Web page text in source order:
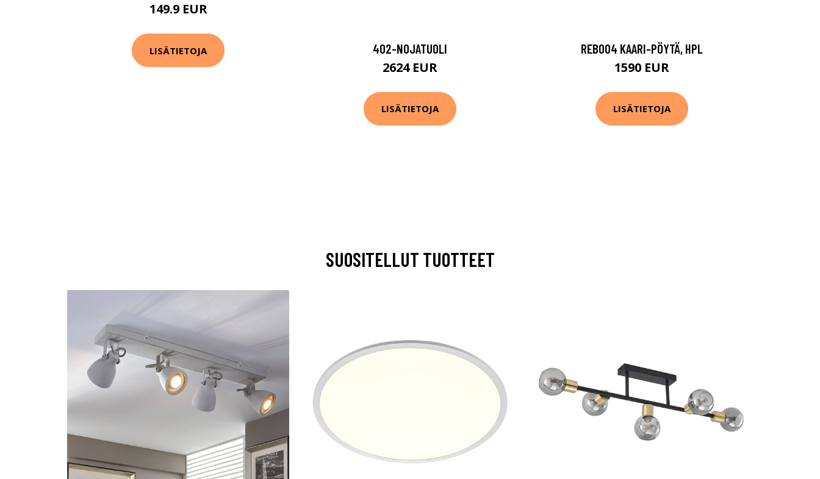
149.9 EUR
LISÄTIETOJA 402-NOJATUOLI
2624 EUR
LISÄTIETOJA
REB004 KAARI-PÖYTÄ, HPL
1590 EUR
LISÄTIETOJA
SUOSITELLUT TUOTTEET